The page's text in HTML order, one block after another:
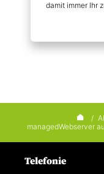
damit immer Ihr
/
managedWebserver
Telefonie